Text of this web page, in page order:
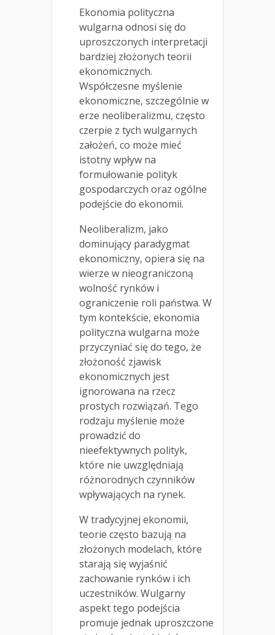
Ekonomia polityczna
wulgarna odnosi się do
uproszczonych interpretacji
bardziej złożonych teorii
ekonomicznych.
Współczesne myślenie
ekonomiczne, szczególnie w
erze neoliberalizmu, często
czerpie z tych wulgarnych
założeń, co może mieć
istotny wpływ na
formułowanie polityk
gospodarczych oraz ogólne
podejście do ekonomii.
Neoliberalizm, jako
dominujący paradygmat
ekonomiczny, opiera się na
wierze w nieograniczoną
wolność rynków i
ograniczenie roli państwa. W
tym kontekście, ekonomia
polityczna wulgarna może
przyczyniać się do tego, że
złożoność zjawisk
ekonomicznych jest
ignorowana na rzecz
prostych rozwiązań. Tego
rodzaju myślenie może
prowadzić do
nieefektywnych polityk,
które nie uwzględniają
różnorodnych czynników
wpływających na rynek.
W tradycyjnej ekonomii,
teorie często bazują na
złożonych modelach, które
starają się wyjaśnić
zachowanie rynków i ich
uczestników. Wulgarny
aspekt tego podejścia
promuje jednak uproszczone